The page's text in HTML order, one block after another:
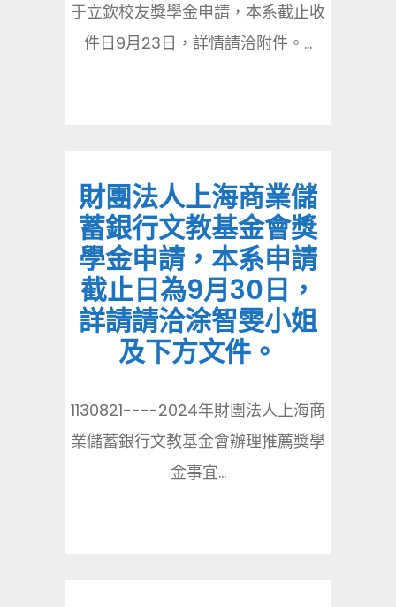
于立欽校友獎學金申請，本系截止收
件日9月23日，詳情請洽附件。...
財團法人上海商業儲
蓄銀行文教基金會獎
學金申請，本系申請
截止日為9月30日，
詳請請洽涂智雯小姐
及下方文件。
1130821----2024年財團法人上海商
業儲蓄銀行文教基金會辦理推薦獎學
金事宜...